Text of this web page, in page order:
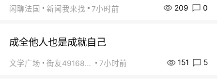
闲聊法国 新闻我来找 7小时前 209 0
成全他人也是成就自己
文学广场 街友49168527 7小时前 151 5